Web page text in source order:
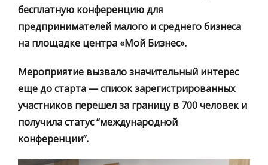
бесплатную конференцию для
предпринимателей малого и среднего бизнеса
на площадке центра «Мой Бизнес».
Мероприятие вызвало значительный интерес
еще до старта — список зарегистрированных
участников перешел за границу в 700 человек и
получила статус “международной
конференции”.